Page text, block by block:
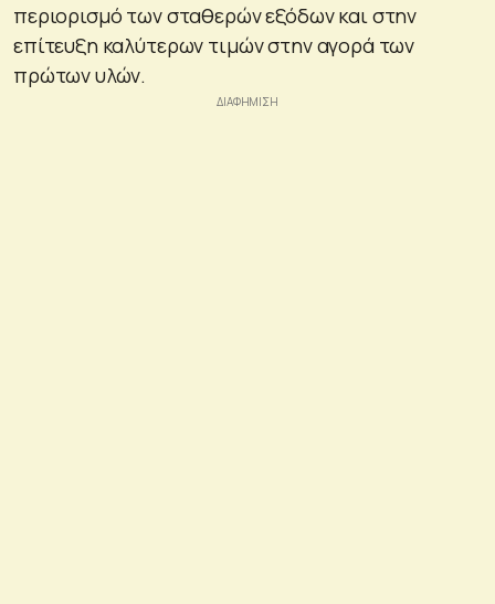
περιορισμό των σταθερών εξόδων και στην
επίτευξη καλύτερων τιμών στην αγορά των
πρώτων υλών.